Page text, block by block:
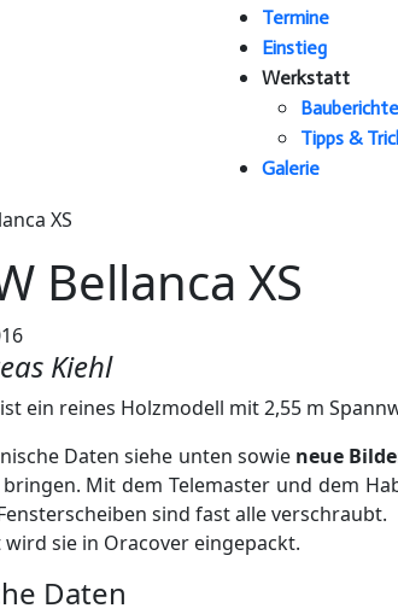
Termine
Einstieg
Werkstatt
Bauberichte
Tipps &
Galerie
Bellanca XS
Kiehl
ein reines Holzmodell mit 2,55 m
Daten siehe unten sowie neue
Mit dem Telemaster und dem
sind fast alle verschraubt.
wird sie in Oracover eingepackt.
Daten